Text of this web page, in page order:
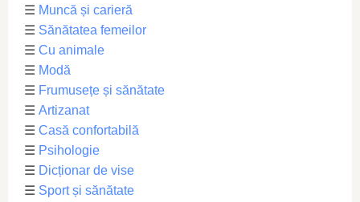
☰ Muncă și carieră
☰ Sănătatea femeilor
☰ Cu animale
☰ Modă
☰ Frumusețe și sănătate
☰ Artizanat
☰ Casă confortabilă
☰ Psihologie
☰ Dicționar de vise
☰ Sport și sănătate